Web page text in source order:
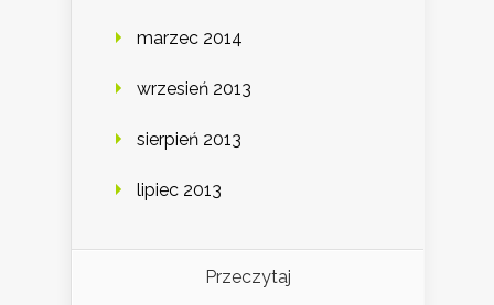
marzec 2014
wrzesień 2013
sierpień 2013
lipiec 2013
Przeczytaj